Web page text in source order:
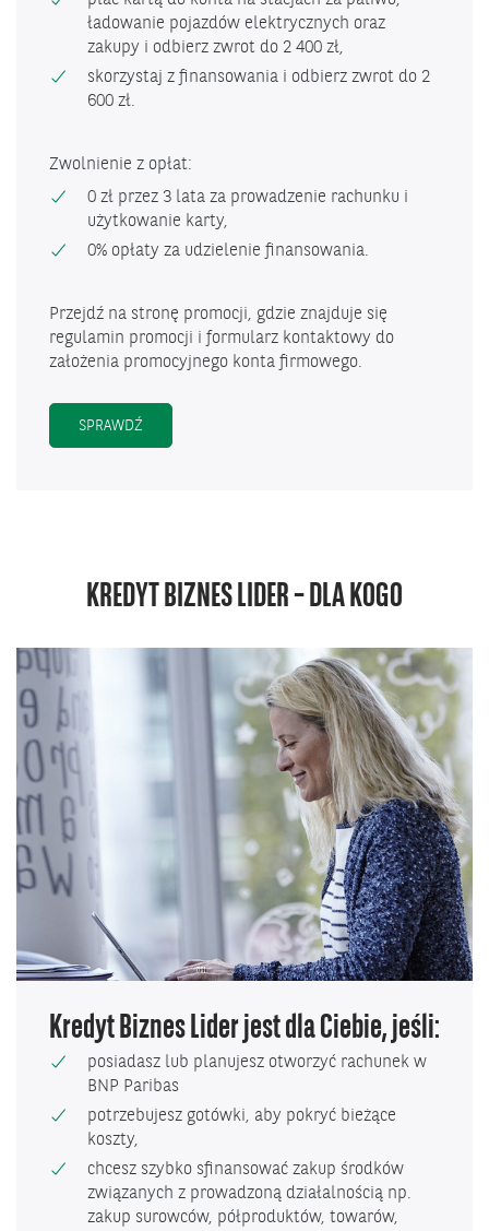
ładowanie pojazdów elektrycznych oraz
zakupy i odbierz zwrot do 2 400 zł,
skorzystaj z finansowania i odbierz zwrot do 2
600 zł.
Zwolnienie z opłat:
0 zł przez 3 lata za prowadzenie rachunku i
użytkowanie karty,
0% opłaty za udzielenie finansowania.
Przejdź na stronę promocji, gdzie znajduje się
regulamin promocji i formularz kontaktowy do
założenia promocyjnego konta firmowego.
SPRAWDŹ
KREDYT BIZNES LIDER – DLA KOGO
Kredyt Biznes Lider jest dla Ciebie, jeśli:
posiadasz lub planujesz otworzyć rachunek w
BNP Paribas
potrzebujesz gotówki, aby pokryć bieżące
koszty,
chcesz szybko sfinansować zakup środków
związanych z prowadzoną działalnością np.
zakup surowców, półproduktów, towarów,